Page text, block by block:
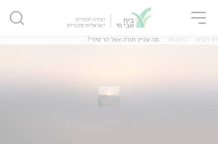
דף הבית כתבות מה עניין תורה אצל הר סיני?
סגור